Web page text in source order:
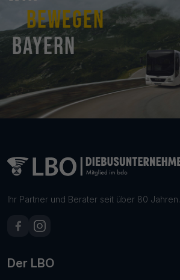
bewegen
Bayern
Ihr Partner und Berater seit über 80 Jahren.
Der LBO